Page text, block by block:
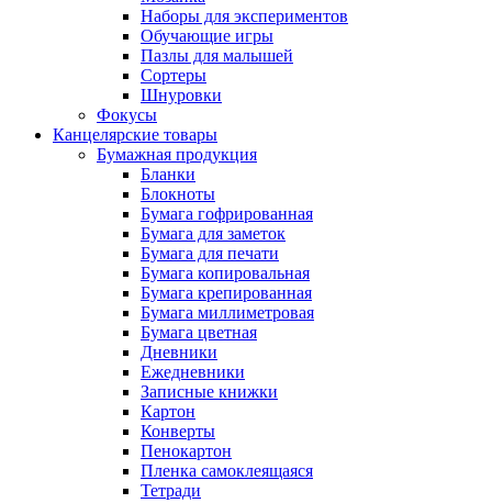
Наборы для экспериментов
Обучающие игры
Пазлы для малышей
Сортеры
Шнуровки
Фокусы
Канцелярские товары
Бумажная продукция
Бланки
Блокноты
Бумага гофрированная
Бумага для заметок
Бумага для печати
Бумага копировальная
Бумага крепированная
Бумага миллиметровая
Бумага цветная
Дневники
Ежедневники
Записные книжки
Картон
Конверты
Пенокартон
Пленка самоклеящаяся
Тетради